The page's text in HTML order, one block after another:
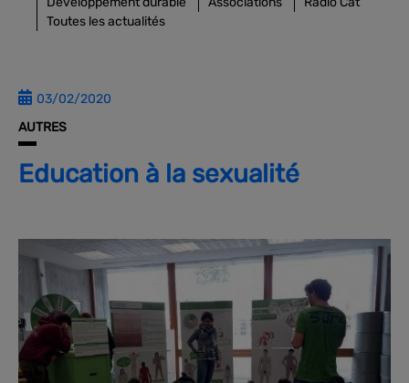
Toutes les actualités
03/02/2020
AUTRES
Education à la sexualité